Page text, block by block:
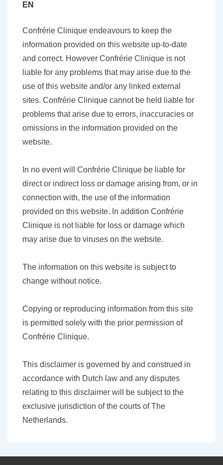
EN
Confrérie Clinique endeavours to keep the
information provided on this website up-to-date
and correct. However Confrérie Clinique is not
liable for any problems that may arise due to the
use of this website and/or any linked external
sites. Confrérie Clinique cannot be held liable for
problems that arise due to errors, inaccuracies or
omissions in the information provided on the
website.
In no event will Confrérie Clinique be liable for
direct or indirect loss or damage arising from, or in
connection with, the use of the information
provided on this website. In addition Confrérie
Clinique is not liable for loss or damage which
may arise due to viruses on the website.
The information on this website is subject to
change without notice.
Copying or reproducing information from this site
is permitted solely with the prior permission of
Confrérie Clinique.
This disclaimer is governed by and construed in
accordance with Dutch law and any disputes
relating to this disclaimer will be subject to the
exclusive jurisdiction of the courts of The
Netherlands.